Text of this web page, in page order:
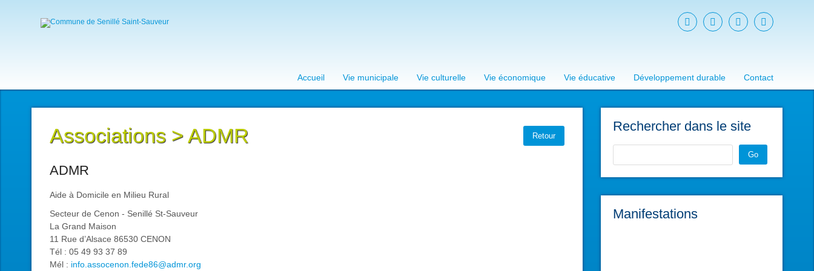
Accueil Vie municipale Vie culturelle Vie économique Vie éducative Développement durable Contact
Retour
Associations >ADMR
ADMR
Aide à Domicile en Milieu Rural
Secteur de Cenon - Senillé St-Sauveur
La Grand Maison
11 Rue d’Alsace 86530 CENON
Tél : 05 49 93 37 89
Mél : info.assocenon.fede86@admr.org
Rechercher dans le site
Go
Manifestations